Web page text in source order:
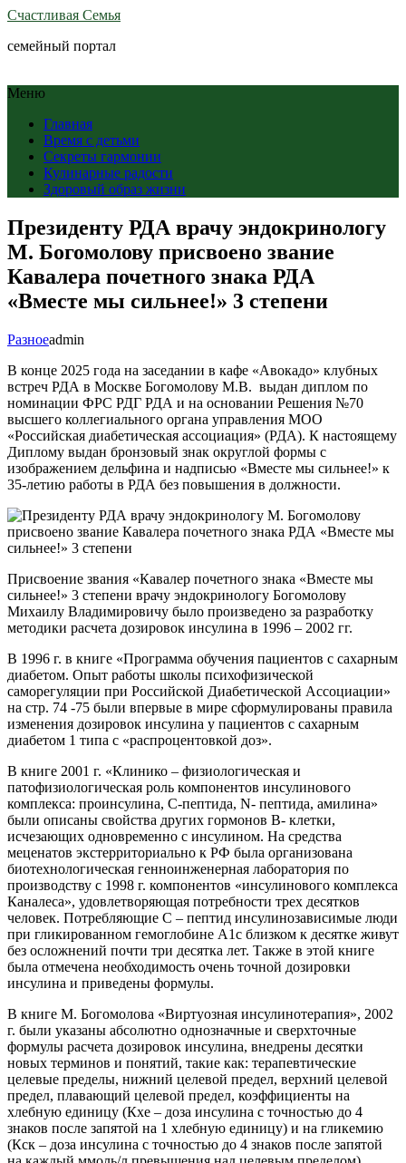
Счастливая Семья
семейный портал
Меню
Главная
Время с детьми
Секреты гармонии
Кулинарные радости
Здоровый образ жизни
Президенту РДА врачу эндокринологу
М. Богомолову присвоено звание
Кавалера почетного знака РДА
«Вместе мы сильнее!» 3 степени
Разноеadmin
В конце 2025 года на заседании в кафе «Авокадо» клубных
встреч РДА в Москве Богомолову М.В. выдан диплом по
номинации ФРС РДГ РДА и на основании Решения №70
высшего коллегиального органа управления МОО
«Российская диабетическая ассоциация» (РДА). К настоящему
Диплому выдан бронзовый знак округлой формы с
изображением дельфина и надписью «Вместе мы сильнее!» к
35-летию работы в РДА без повышения в должности.
Присвоение звания «Кавалер почетного знака «Вместе мы
сильнее!» 3 степени врачу эндокринологу Богомолову
Михаилу Владимировичу было произведено за разработку
методики расчета дозировок инсулина в 1996 – 2002 гг.
В 1996 г. в книге «Программа обучения пациентов с сахарным
диабетом. Опыт работы школы психофизической
саморегуляции при Российской Диабетической Ассоциации»
на стр. 74 -75 были впервые в мире сформулированы правила
изменения дозировок инсулина у пациентов с сахарным
диабетом 1 типа с «распроцентовкой доз».
В книге 2001 г. «Клинико – физиологическая и
патофизиологическая роль компонентов инсулинового
комплекса: проинсулина, С-пептида, N- пептида, амилина»
были описаны свойства других гормонов В- клетки,
исчезающих одновременно с инсулином. На средства
меценатов экстерриториально к РФ была организована
биотехнологическая генноинженерная лаборатория по
производству с 1998 г. компонентов «инсулинового комплекса
Каналеса», удовлетворяющая потребности трех десятков
человек. Потребляющие С – пептид инсулинозависимые люди
при гликированном гемоглобине А1с близком к десятке живут
без осложнений почти три десятка лет. Также в этой книге
была отмечена необходимость очень точной дозировки
инсулина и приведены формулы.
В книге М. Богомолова «Виртуозная инсулинотерапия», 2002
г. были указаны абсолютно однозначные и сверхточные
формулы расчета дозировок инсулина, внедрены десятки
новых терминов и понятий, такие как: терапевтические
целевые пределы, нижний целевой предел, верхний целевой
предел, плавающий целевой предел, коэффициенты на
хлебную единицу (Кхе – доза инсулина с точностью до 4
знаков после запятой на 1 хлебную единицу) и на гликемию
(Кск – доза инсулина с точностью до 4 знаков после запятой